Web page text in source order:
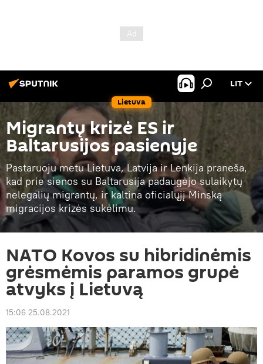
Lietuva
LIT
Migrantų krizė ES ir
Baltarusijos pasienyje
Pastaruoju metu Lietuva, Latvija ir Lenkija praneša,
kad prie sienos su Baltarusija padaugėjo sulaikytų
nelegalių migrantų, ir kaltina oficialųjį Minską
migracijos krizės sukėlimu.
NATO Kovos su hibridinėmis
grėsmėmis paramos grupė
atvyks į Lietuvą
15:06 25.08.2021